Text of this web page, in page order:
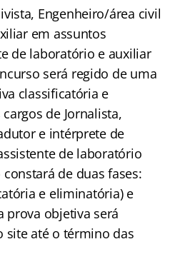
Engenheiro/área civil
em assuntos
de laboratório e auxiliar
será regido de uma
classificatória e
de Jornalista,
e intérprete de
de laboratório
de duas fases:
e eliminatória) e
prova objetiva será
site até o término das